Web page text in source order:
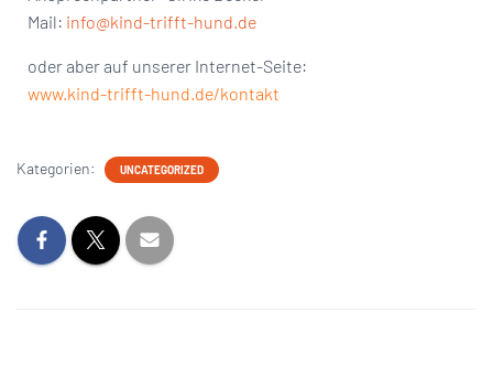
Mail: info@kind-trifft-hund.de
oder aber auf unserer Internet-Seite:
www.kind-trifft-hund.de/kontakt
Kategorien: UNCATEGORIZED